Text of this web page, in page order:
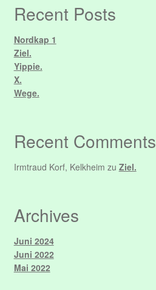
Recent Posts
Nordkap 1
Ziel.
Yippie.
X.
Wege.
Recent Comments
Irmtraud Korf, Kelkheim zu Ziel.
Archives
Juni 2024
Juni 2022
Mai 2022